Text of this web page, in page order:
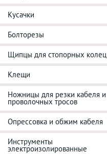
Кусачки
Болторезы
Щипцы для стопорных колец
Клещи
Ножницы для резки кабеля и
проволочных тросов
Опрессовка и обжим кабеля
Инструменты
электроизолированные